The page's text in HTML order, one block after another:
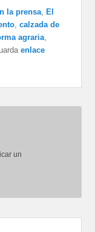
la prensa, El
,calzada de
agraria,
enlace
un